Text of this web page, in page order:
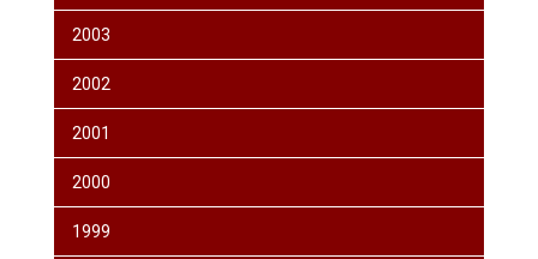
2003
2002
2001
2000
1999